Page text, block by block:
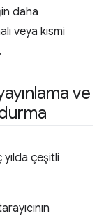
daha
veya kısmi
ve
çeşitli